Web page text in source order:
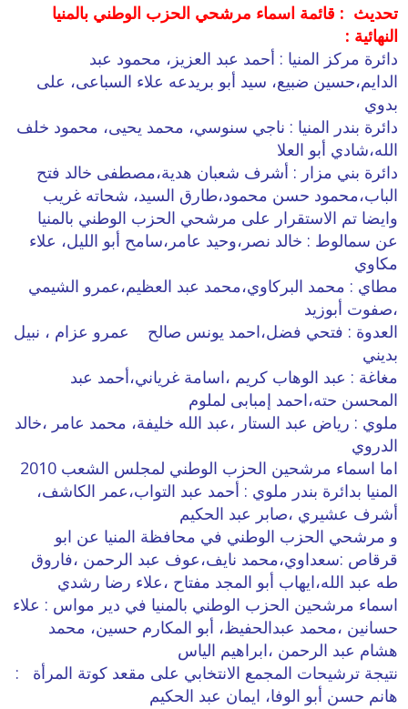
تحديث : قائمة اسماء مرشحي الحزب الوطني بالمنيا
النهائية :
دائرة مركز المنيا : أحمد عبد العزيز، محمود عبد
الدايم،حسين ضبيع، سيد أبو بريدعه علاء السباعى، على
بدوي
دائرة بندر المنيا : ناجي سنوسي، محمد يحيى، محمود خلف
الله،شادي أبو العلا
دائرة بني مزار : أشرف شعبان هدية،مصطفى خالد فتح
الباب،محمود حسن محمود،طارق السيد، شحاته غريب
وايضا تم الاستقرار على مرشحي الحزب الوطني بالمنيا
عن سمالوط : خالد نصر،وحيد عامر،سامح أبو الليل، علاء
مكاوي
مطاي : محمد البركاوي،محمد عبد العظيم،عمرو الشيمي
،صفوت أبوزيد
العدوة : فتحي فضل،احمد يونس صالح عمرو عزام ، نبيل
بديني
مغاغة : عبد الوهاب كريم ،اسامة غرياني،أحمد عبد
المحسن حته،احمد إمبابى لملوم
ملوي : رياض عبد الستار ،عبد الله خليفة، محمد عامر ،خالد
الدروي
اما اسماء مرشحين الحزب الوطني لمجلس الشعب 2010
المنيا بدائرة بندر ملوي : أحمد عبد التواب،عمر الكاشف،
أشرف عشيري ،صابر عبد الحكيم
و مرشحي الحزب الوطني في محافظة المنيا عن ابو
قرقاص :سعداوي،محمد نايف،عوف عبد الرحمن ،فاروق
طه عبد الله،ايهاب أبو المجد مفتاح ،علاء رضا رشدي
اسماء مرشحين الحزب الوطني بالمنيا في دير مواس : علاء
حسانين ،محمد عبدالحفيظ، أبو المكارم حسين، محمد
هشام عبد الرحمن ،ابراهيم الياس
نتيجة ترشيحات المجمع الانتخابي على مقعد كوتة المرأة :
هانم حسن أبو الوفا، ايمان عبد الحكيم